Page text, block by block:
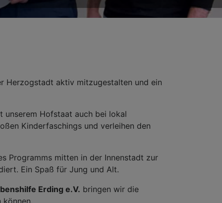
Herzogstadt aktiv mitzugestalten und ein
unserem Hofstaat auch bei lokal
Kinderfaschings und verleihen den
Programms mitten in der Innenstadt zur
Ein Spaß für Jung und Alt.
Erding e.V. bringen wir die
können.